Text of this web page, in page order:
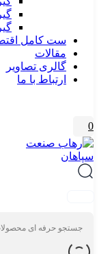
ست کامل
مقالات
گالری تصاویر
ارتباط با ما
0